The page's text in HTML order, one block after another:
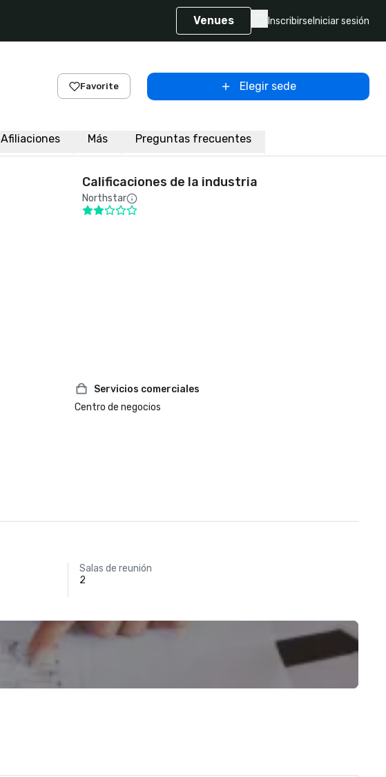
Venues Inscribirse Iniciar sesión
Favorite Elegir sede
Afiliaciones Más Preguntas frecuentes
Calificaciones de la industria
Northstar
Servicios comerciales
Centro de negocios
Salas de reunión
2